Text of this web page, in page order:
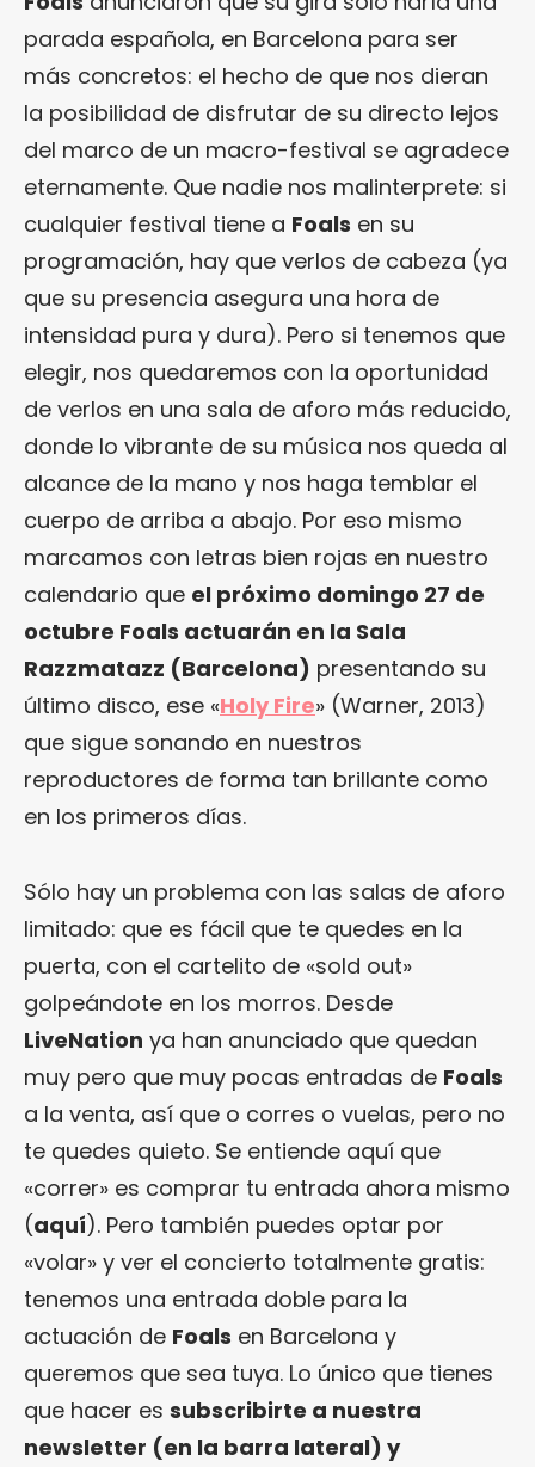
parada española, en Barcelona para ser
más concretos: el hecho de que nos dieran
la posibilidad de disfrutar de su directo lejos
del marco de un macro-festival se agradece
eternamente. Que nadie nos malinterprete: si
cualquier festival tiene a Foals en su
programación, hay que verlos de cabeza (ya
que su presencia asegura una hora de
intensidad pura y dura). Pero si tenemos que
elegir, nos quedaremos con la oportunidad
de verlos en una sala de aforo más reducido,
donde lo vibrante de su música nos queda al
alcance de la mano y nos haga temblar el
cuerpo de arriba a abajo. Por eso mismo
marcamos con letras bien rojas en nuestro
calendario que el próximo domingo 27 de
octubre Foals actuarán en la Sala
Razzmatazz (Barcelona) presentando su
último disco, ese «Holy Fire» (Warner, 2013)
que sigue sonando en nuestros
reproductores de forma tan brillante como
en los primeros días.
Sólo hay un problema con las salas de aforo
limitado: que es fácil que te quedes en la
puerta, con el cartelito de «sold out»
golpeándote en los morros. Desde
LiveNation ya han anunciado que quedan
muy pero que muy pocas entradas de Foals
a la venta, así que o corres o vuelas, pero no
te quedes quieto. Se entiende aquí que
«correr» es comprar tu entrada ahora mismo
(aquí). Pero también puedes optar por
«volar» y ver el concierto totalmente gratis:
tenemos una entrada doble para la
actuación de Foals en Barcelona y
queremos que sea tuya. Lo único que tienes
que hacer es subscribirte a nuestra
newsletter (en la barra lateral) y